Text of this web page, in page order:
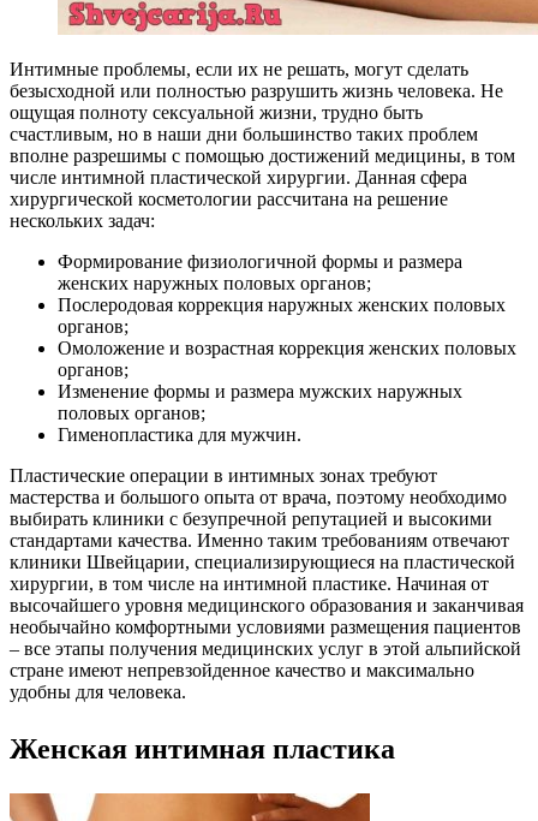
Интимные проблемы, если их не решать, могут сделать
безысходной или полностью разрушить жизнь человека. Не
ощущая полноту сексуальной жизни, трудно быть
счастливым, но в наши дни большинство таких проблем
вполне разрешимы с помощью достижений медицины, в том
числе интимной пластической хирургии. Данная сфера
хирургической косметологии рассчитана на решение
нескольких задач:
Формирование физиологичной формы и размера
женских наружных половых органов;
Послеродовая коррекция наружных женских половых
органов;
Омоложение и возрастная коррекция женских половых
органов;
Изменение формы и размера мужских наружных
половых органов;
Гименопластика для мужчин.
Пластические операции в интимных зонах требуют
мастерства и большого опыта от врача, поэтому необходимо
выбирать клиники с безупречной репутацией и высокими
стандартами качества. Именно таким требованиям отвечают
клиники Швейцарии, специализирующиеся на пластической
хирургии, в том числе на интимной пластике. Начиная от
высочайшего уровня медицинского образования и заканчивая
необычайно комфортными условиями размещения пациентов
– все этапы получения медицинских услуг в этой альпийской
стране имеют непревзойденное качество и максимально
удобны для человека.
Женская интимная пластика